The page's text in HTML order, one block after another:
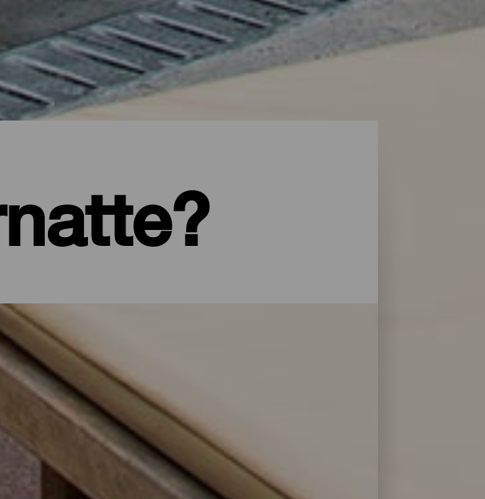
og med alle typer service og omsorg: La Palma har et
av de beste overnattingsstedene på La Isla Bonita
av fra hverdagen i flere dager.